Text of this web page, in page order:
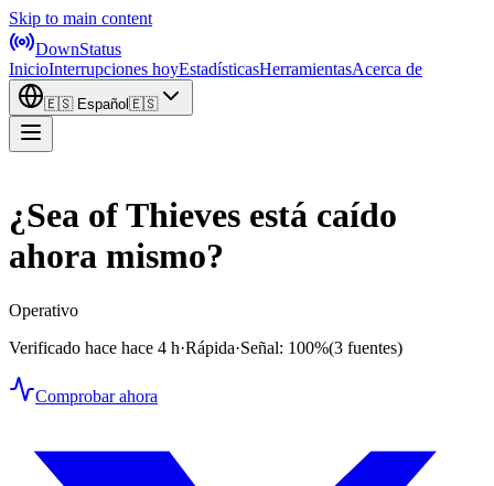
Skip to main content
DownStatus
InicioInterrupciones hoyEstadísticasHerramientasAcerca de
🇪🇸 Español 🇪🇸
¿Sea of Thieves está caído
ahora mismo?
Operativo
Verificado hace hace 4 h·Rápida·Señal: 100%(3 fuentes)
Comprobar ahora